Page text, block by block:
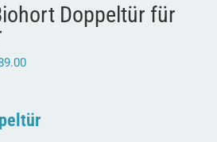
Doppeltür für